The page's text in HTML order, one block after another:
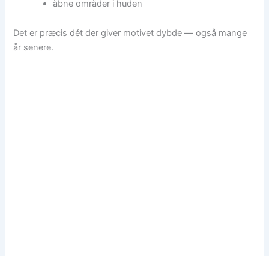
åbne områder i huden
Det er præcis dét der giver motivet dybde — også mange
år senere.